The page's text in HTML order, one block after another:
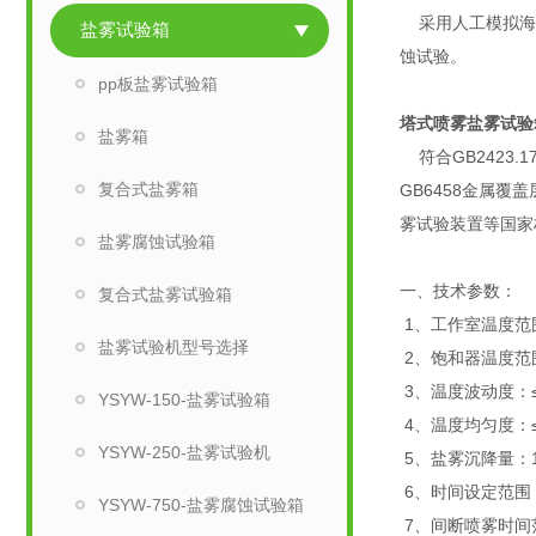
盐雾试验箱
pp板盐雾试验箱
盐雾箱
复合式盐雾箱
盐雾腐蚀试验箱
复合式盐雾试验箱
盐雾试验机型号选择
YSYW-150-盐雾试验箱
YSYW-250-盐雾试验机
YSYW-750-盐雾腐蚀试验箱
采用人工模拟海
蚀试验。
塔式喷雾盐雾试
符合GB2423.17
GB6458金属覆盖
雾试验装置等国
一、技术参数：
1、工作室温度
2、饱和器温度
3、温度波动度
4、温度均匀度
5、盐雾沉降量
6、时间设定范
7、间断喷雾时